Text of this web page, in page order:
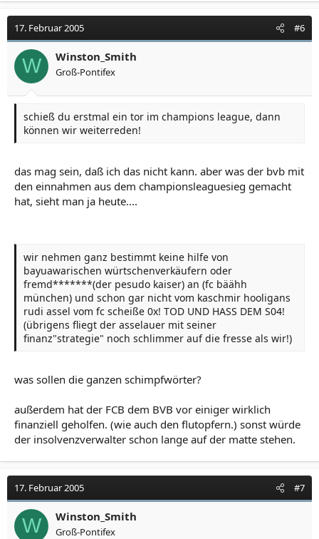
17. Februar 2005 #6
W Winston_Smith
Groß-Pontifex
schieß du erstmal ein tor im champions league, dann
können wir weiterreden!
das mag sein, daß ich das nicht kann. aber was der bvb mit
den einnahmen aus dem championsleaguesieg gemacht
hat, sieht man ja heute....
wir nehmen ganz bestimmt keine hilfe von
bayuawarischen würtschenverkäufern oder
fremd*******(der pesudo kaiser) an (fc bäähh
münchen) und schon gar nicht vom kaschmir hooligans
rudi assel vom fc scheiße 0x! TOD UND HASS DEM S04!
(übrigens fliegt der asselauer mit seiner
finanz"strategie" noch schlimmer auf die fresse als wir!)
was sollen die ganzen schimpfwörter?
außerdem hat der FCB dem BVB vor einiger wirklich
finanziell geholfen. (wie auch den flutopfern.) sonst würde
der insolvenzverwalter schon lange auf der matte stehen.
17. Februar 2005 #7
W Winston_Smith
Groß-Pontifex